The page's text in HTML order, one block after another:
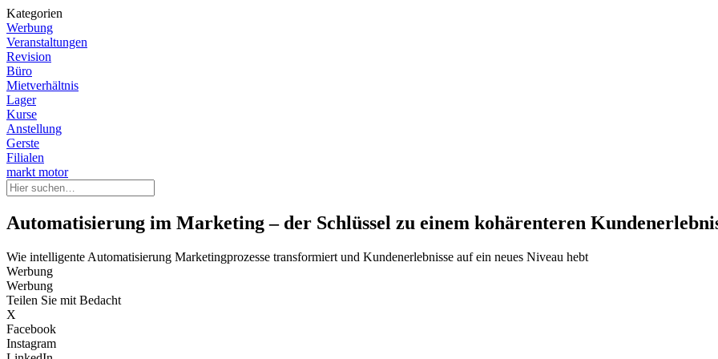
Kategorien
Werbung
Veranstaltungen
Revision
Büro
Mietverhältnis
Lager
Kurse
Anstellung
Gerste
Filialen
markt motor
Automatisierung im Marketing – der Schlüssel zu einem kohärenteren
Wie intelligente Automatisierung Marketingprozesse transformiert und Kundenerlebnisse auf ein neues Niveau hebt
Werbung
Werbung
Teilen Sie mit Bedacht
X
Facebook
Instagram